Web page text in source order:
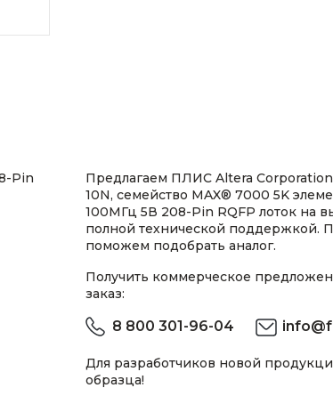
Pin
Предлагаем ПЛИС Altera Corporation
10N, семейство MAX® 7000 5K
100МГц 5В 208-Pin RQFP лоток на
полной технической поддержкой.
поможем подобрать аналог.
Получить коммерческое
заказ:
8 800 301-96-04
Для разработчиков новой
образца!